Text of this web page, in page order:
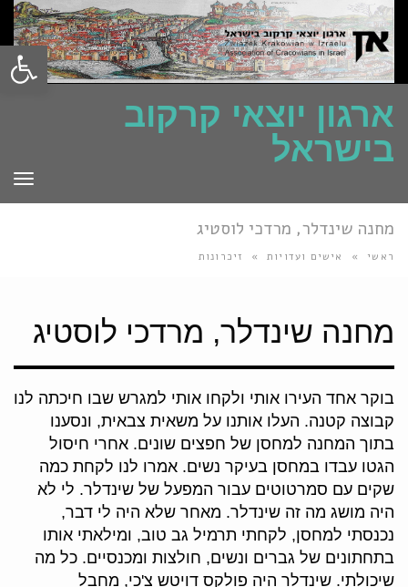
פתח
ארגון יוצאי קרקוב
בישראל
מחנה שינדלר, מרדכי לוסטיג
ראשי » אישים ועדויות » זיכרונות
מחנה שינדלר, מרדכי לוסטיג
בוקר אחד העירו אותי ולקחו אותי למגרש שבו חיכתה לנו
קבוצה קטנה. העלו אותנו על משאית צבאית, ונסענו
בתוך המחנה למחסן של חפצים שונים. אחרי חיסול
הגטו עבדו במחסן בעיקר נשים. אמרו לנו לקחת כמה
שקים עם סמרטוטים עבור המפעל של שינדלר. לי לא
היה מושג מה זה שינדלר. מאחר שלא היה לי דבר,
נכנסתי למחסן, לקחתי תרמיל גב טוב, ומילאתי אותו
בתחתונים של גברים ונשים, חולצות ומכנסיים. כל מה
שיכולתי. שינדלר היה פולקס דויטש צ'כי, מחבל